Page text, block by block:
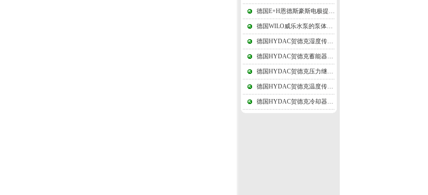
德国E+H恩德斯豪斯电极提供电子交换的场所，实际应用时可采用任何惰性金属
德国WILO威乐水泵的泵体是采用水平接缝进行装配的
德国HYDAC贺德克湿度传感器测温精度须足±0.3℃以上，起码是±0.5℃的
德国HYDAC贺德克蓄能器的隔膜体积变化量小，常用于吸收压力脉动
德国HYDAC贺德克压力继电器启闭时，有两个液压泵，高压小流量泵
德国HYDAC贺德克温度传感器辐射测温技术逐渐由可见光向红外线扩展
德国HYDAC贺德克冷却器由筒体上的接管进口，顺序经各折流通道